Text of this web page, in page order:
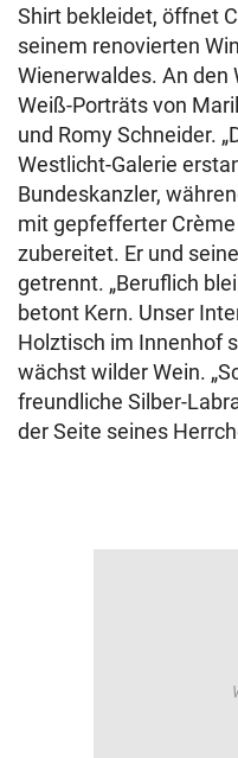
Shirt bekleidet, öffnet
seinem renovierten
Wienerwaldes. An den
Weiß-Porträts von
und Romy Schneider.
Westlicht-Galerie
Bundeskanzler,
mit gepfefferter
zubereitet. Er und
getrennt. „Beruflich
betont Kern. Unser
Holztisch im Innenhof
wächst wilder Wein.
freundliche Silber-
der Seite seines